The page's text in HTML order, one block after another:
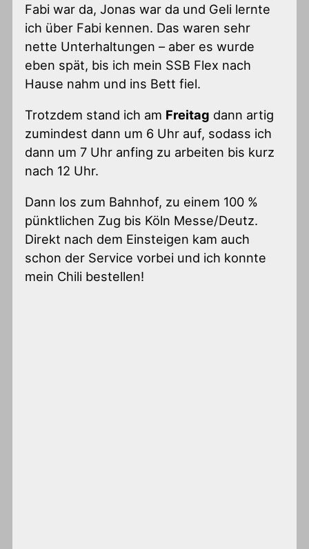
Fabi war da, Jonas war da und Geli lernte
ich über Fabi kennen. Das waren sehr
nette Unterhaltungen – aber es wurde
eben spät, bis ich mein SSB Flex nach
Hause nahm und ins Bett fiel.
Trotzdem stand ich am Freitag dann artig
zumindest dann um 6 Uhr auf, sodass ich
dann um 7 Uhr anfing zu arbeiten bis kurz
nach 12 Uhr.
Dann los zum Bahnhof, zu einem 100 %
pünktlichen Zug bis Köln Messe/Deutz.
Direkt nach dem Einsteigen kam auch
schon der Service vorbei und ich konnte
mein Chili bestellen!